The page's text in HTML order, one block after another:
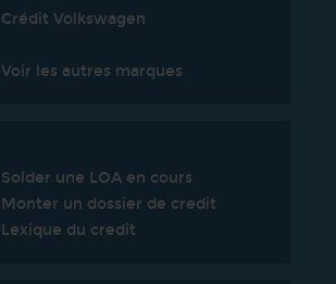
Crédit Volkswagen
Voir les autres marques
Solder une LOA en cours
Monter un dossier de credit
Lexique du credit